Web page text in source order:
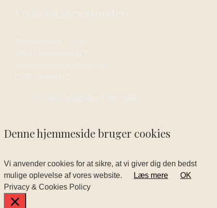
Denne hjemmeside bruger cookies
Vi anvender cookies for at sikre, at vi giver dig den bedst
mulige oplevelse af vores website.
Læs mere
OK
Privacy & Cookies Policy